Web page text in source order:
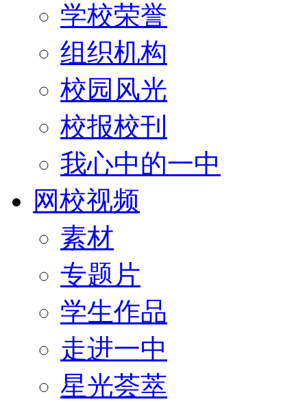
学校荣誉
组织机构
校园风光
校报校刊
我心中的一中
网校视频
素材
专题片
学生作品
走进一中
星光荟萃